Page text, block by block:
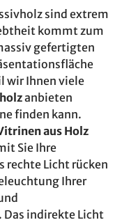
sind extrem
kommt zum
gefertigten
wir Ihnen viele
anbieten
finden kann.
aus Holz
Sie Ihre
rechte Licht rücken
Ihrer
. Das indirekte Licht